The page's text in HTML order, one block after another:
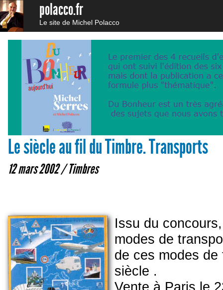
polacco.fr
Le site de Michel Polacco
Le siècle au fil du Timbre. Transports
12 mars 2002 /Timbres
Issu du
modes de
de ces modes de
siècle .
Vente à Paris le